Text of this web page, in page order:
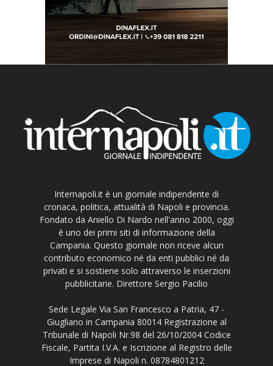
Internapoli.it è un giornale indipendente di
cronaca, politica, attualità di Napoli e provincia.
Fondato da Aniello Di Nardo nell'anno 2000, oggi
è uno dei primi siti di informazione della
Campania. Questo giornale non riceve alcun
contributo economico né da enti pubblici né da
privati e si sostiene solo attraverso le inserzioni
pubblicitarie. Direttore Sergio Pacilio
Sede Legale Via San Francesco a Patria, 47 -
Giugliano in Campania 80014 Registrazione al
Tribunale di Napoli Nr.98 del 26/10/2004 Codice
Fiscale, Partita I.V.A. e Iscrizione al Registro delle
Imprese di Napoli n. 08784801212